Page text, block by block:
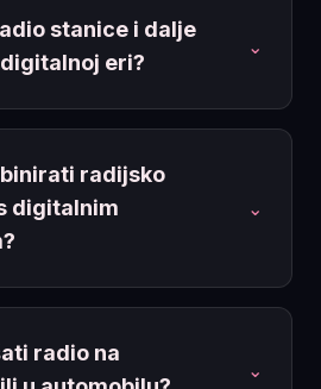
stanice i dalje
eri?
⌄
radijsko
digitalnim
⌄
radio na
⌄